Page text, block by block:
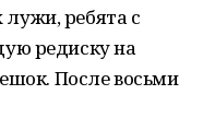
лужи, ребята с
редиску на
После восьми